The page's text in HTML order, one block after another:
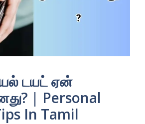
டயட் ஏன்
| Personal
In Tamil